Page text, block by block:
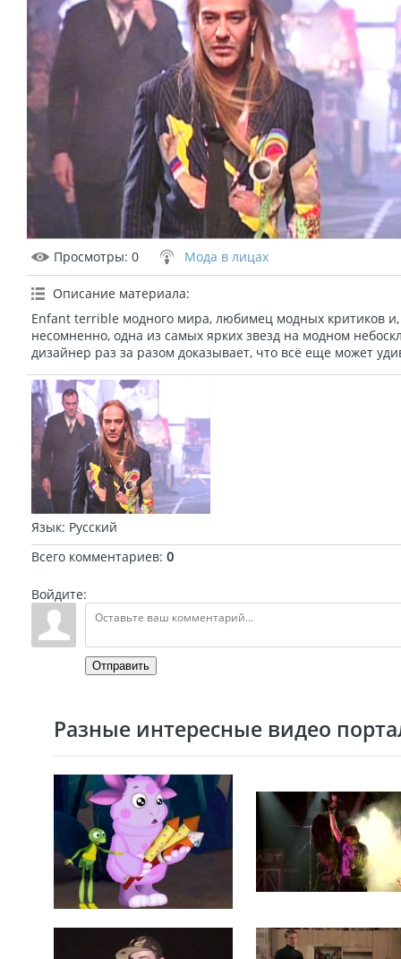
Просмотры: 0 Мода в лицах
Описание материала:
Enfant terrible модного мира, любимец модных критиков
несомненно, одна из самых ярких звезд на модном
дизайнер раз за разом доказывает, что всё еще может
Язык: Русский
Всего комментариев: 0
Войдите:
Отправить
Разные интересные видео